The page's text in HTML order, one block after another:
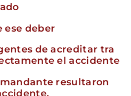
ese deber
de acreditar tra
el accidente
resultaron